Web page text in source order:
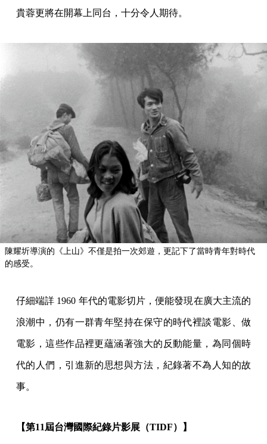
貴蓉更將在開幕上同台，十分令人期待。
陳耀圻導演的《上山》不僅是拍一次郊遊，更記下了當時青年對時代
的感受。
仔細端詳 1960 年代的電影切片，便能發現在廣大主流的
浪潮中，仍有一群青年堅持在保守的時代裡談電影、做
電影，這些作品裡更蘊涵著強大的反動能量，為同個時
代的人們，引進新的思想與方法，紀錄著不為人知的故
事。
【第11屆台灣國際紀錄片影展（TIDF）】